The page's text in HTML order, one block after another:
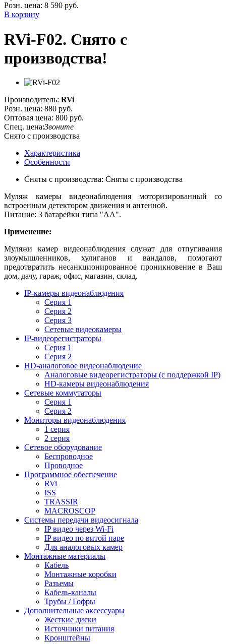
Розн. цена: 8 590 руб.
В корзину
RVi-F02. Cнято с
производства!
Производитель: RVi
Розн. цена: 880 руб.
Оптовая цена: 800 руб.
Спец. цена:Звоните
Снято с производства
Характеристика
Особенности
Сняты с производства: Сняты с производства
Муляж камеры видеонаблюдения моторизированный со
встроенным детектором движения и антенной.
Питание: 3 батарейки типа "АА".
Применение:
Муляжи камер видеонаблюдения служат для отпугивания
злоумышленников, хулиганов и вандалов, помогают
предотвратить несанкционированное проникновение в Ваш
дом, дачу, гараж, офис, магазин, склад.
IP-камеры видеонаблюдения
Серия 1
Серия 2
Серия 3
Сетевые видеокамеры
IP-видеорегистраторы
Серия 1
Серия 2
HD-аналоговое видеонаблюдение
Aналоговые видеорегистраторы (с поддержкой IP)
HD-камеры видеонаблюдения
Сетевые коммутаторы
Серия 1
Серия 2
Мониторы видеонаблюдения
1 серия
2 серия
Сетевое оборудование
Беспроводное
Проводное
Программное обеспечение
RVi
ISS
TRASSIR
MACROSCOP
Системы передачи видеосигнала
IP видео через Wi-Fi
IP видео по витой паре
Для аналоговых камер
Монтажные материалы
Кабель
Монтажные коробки
Разъемы
Кабель-каналы
Трубы / Гофры
Дополнительные аксессуары
Жесткие диски
Источники питания
Кронштейны